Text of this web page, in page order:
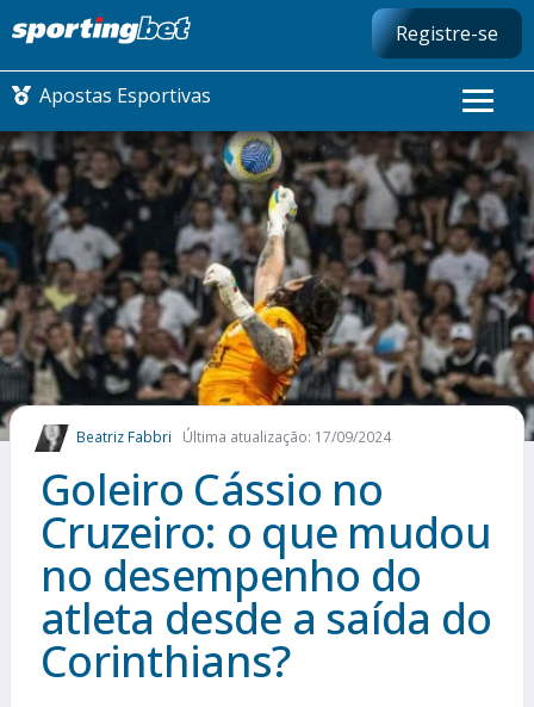
Registre-se
Apostas Esportivas
CONMEBOL LIBERTADORES
FUTEBOL NACIONAL
FUTEBOL INTERNACIONAL
COMO APOSTAR
MAIS ESPORTES
Beatriz Fabbri Última atualização: 17/09/2024
Goleiro Cássio no
Cruzeiro: o que mudou
no desempenho do
atleta desde a saída do
Corinthians?